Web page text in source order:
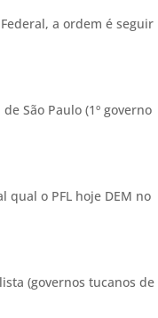
a ordem é seguir
São Paulo (1º governo
o PFL hoje DEM no
(governos tucanos de